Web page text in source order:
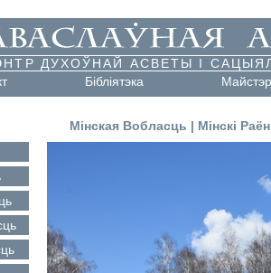
ДУХОЎНАЙ АСВЕТЫ І
Бібліятэка
Мінская Вобласць | Мінскі Раён